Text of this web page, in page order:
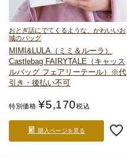
おとぎ話にでてくるような、かわいいお
城のバッグ
MIMI&LULA（ミミ＆ルーラ）
Castlebag FAIRYTALE（キャッス
ルバッグ フェアリーテール）
※代
引き・後払い不可
特別価格 ¥5,170税込
購入ページを見る